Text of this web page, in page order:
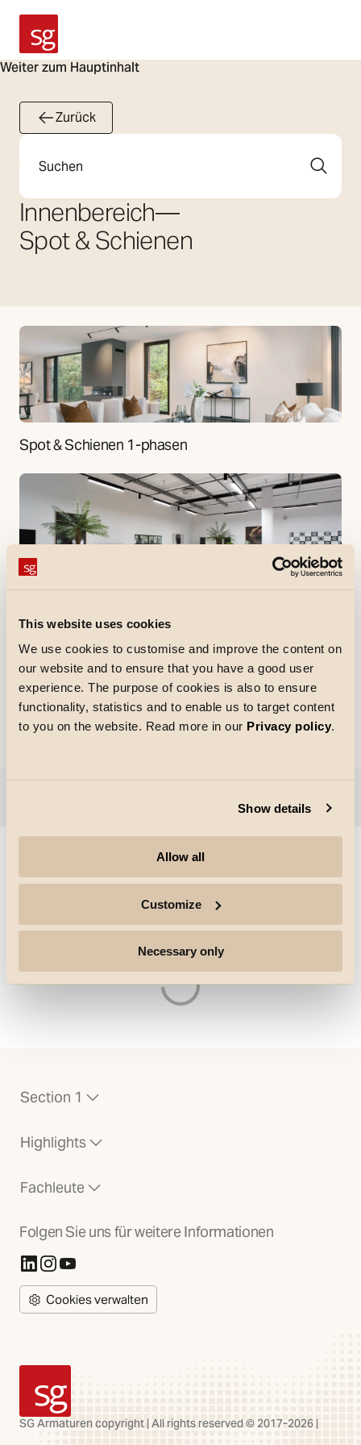
This website uses cookies
We use cookies to customise and improve the content on
our website and to ensure that you have a good user
experience. The purpose of cookies is also to ensure
functionality, statistics and to enable us to target content
to you on the website. Read more in our Privacy policy.
Show details
Allow all
Customize
Necessary only
Weiter zum Hauptinhalt
SG Armaturen
Zurück
Suche
Innenbereich—
Spot & Schienen
Spot & Schienen 1-phasen
Spot & Schienen 3-phasen
Laden von
Section 1
Highlights
Fachleute
Folgen Sie uns für weitere Informationen
(Öffnet in neuer Registerkarte)
(Öffnet in neuer Registerkarte)
(Öffnet in neuer Registerkarte)
Cookies verwalten
SG Armaturen
SG Armaturen copyright | All rights reserved © 2017-2026 |